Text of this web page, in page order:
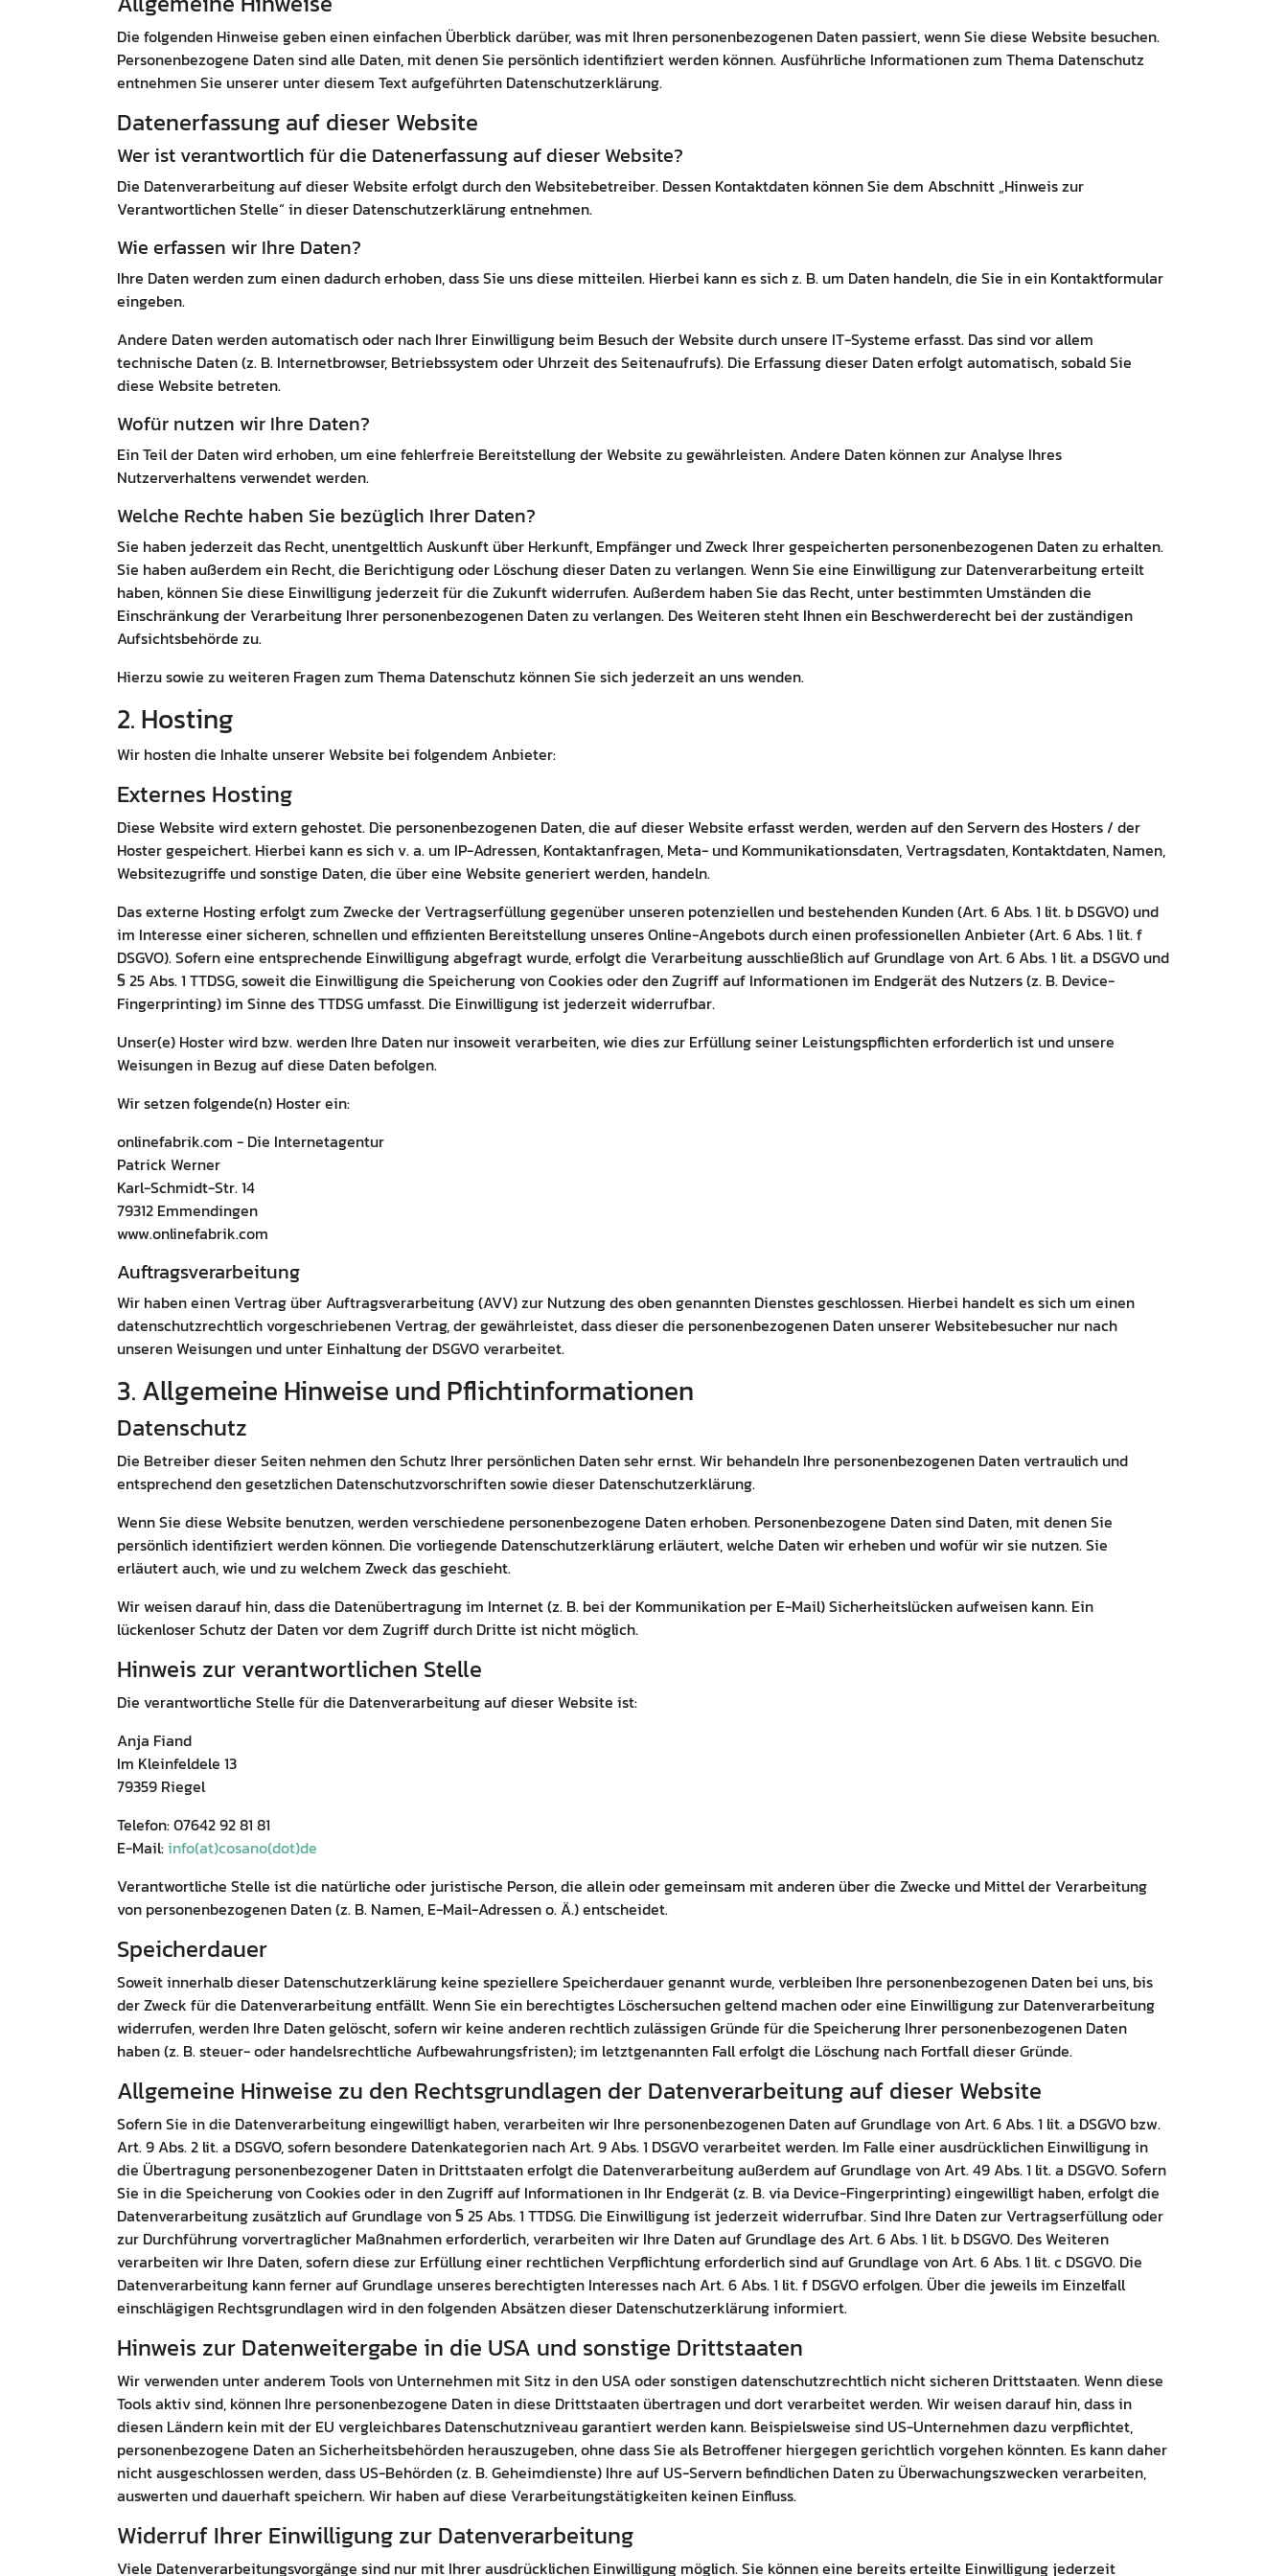
Die folgenden Hinweise geben einen einfachen Überblick darüber, was mit Ihren personenbezogenen Daten passiert, wenn Sie diese Website besuchen.
Personenbezogene Daten sind alle Daten, mit denen Sie persönlich identifiziert werden können. Ausführliche Informationen zum Thema Datenschutz
entnehmen Sie unserer unter diesem Text aufgeführten Datenschutzerklärung.
Datenerfassung auf dieser Website
Wer ist verantwortlich für die Datenerfassung auf dieser Website?
Die Datenverarbeitung auf dieser Website erfolgt durch den Websitebetreiber. Dessen Kontaktdaten können Sie dem Abschnitt „Hinweis zur
Verantwortlichen Stelle“ in dieser Datenschutzerklärung entnehmen.
Wie erfassen wir Ihre Daten?
Ihre Daten werden zum einen dadurch erhoben, dass Sie uns diese mitteilen. Hierbei kann es sich z. B. um Daten handeln, die Sie in ein Kontaktformular
eingeben.
Andere Daten werden automatisch oder nach Ihrer Einwilligung beim Besuch der Website durch unsere IT-Systeme erfasst. Das sind vor allem
technische Daten (z. B. Internetbrowser, Betriebssystem oder Uhrzeit des Seitenaufrufs). Die Erfassung dieser Daten erfolgt automatisch, sobald Sie
diese Website betreten.
Wofür nutzen wir Ihre Daten?
Ein Teil der Daten wird erhoben, um eine fehlerfreie Bereitstellung der Website zu gewährleisten. Andere Daten können zur Analyse Ihres
Nutzerverhaltens verwendet werden.
Welche Rechte haben Sie bezüglich Ihrer Daten?
Sie haben jederzeit das Recht, unentgeltlich Auskunft über Herkunft, Empfänger und Zweck Ihrer gespeicherten personenbezogenen Daten zu erhalten.
Sie haben außerdem ein Recht, die Berichtigung oder Löschung dieser Daten zu verlangen. Wenn Sie eine Einwilligung zur Datenverarbeitung erteilt
haben, können Sie diese Einwilligung jederzeit für die Zukunft widerrufen. Außerdem haben Sie das Recht, unter bestimmten Umständen die
Einschränkung der Verarbeitung Ihrer personenbezogenen Daten zu verlangen. Des Weiteren steht Ihnen ein Beschwerderecht bei der zuständigen
Aufsichtsbehörde zu.
Hierzu sowie zu weiteren Fragen zum Thema Datenschutz können Sie sich jederzeit an uns wenden.
2. Hosting
Wir hosten die Inhalte unserer Website bei folgendem Anbieter:
Externes Hosting
Diese Website wird extern gehostet. Die personenbezogenen Daten, die auf dieser Website erfasst werden, werden auf den Servern des Hosters / der
Hoster gespeichert. Hierbei kann es sich v. a. um IP-Adressen, Kontaktanfragen, Meta- und Kommunikationsdaten, Vertragsdaten, Kontaktdaten, Namen,
Websitezugriffe und sonstige Daten, die über eine Website generiert werden, handeln.
Das externe Hosting erfolgt zum Zwecke der Vertragserfüllung gegenüber unseren potenziellen und bestehenden Kunden (Art. 6 Abs. 1 lit. b DSGVO) und
im Interesse einer sicheren, schnellen und effizienten Bereitstellung unseres Online-Angebots durch einen professionellen Anbieter (Art. 6 Abs. 1 lit. f
DSGVO). Sofern eine entsprechende Einwilligung abgefragt wurde, erfolgt die Verarbeitung ausschließlich auf Grundlage von Art. 6 Abs. 1 lit. a DSGVO und
§ 25 Abs. 1 TTDSG, soweit die Einwilligung die Speicherung von Cookies oder den Zugriff auf Informationen im Endgerät des Nutzers (z. B. Device-
Fingerprinting) im Sinne des TTDSG umfasst. Die Einwilligung ist jederzeit widerrufbar.
Unser(e) Hoster wird bzw. werden Ihre Daten nur insoweit verarbeiten, wie dies zur Erfüllung seiner Leistungspflichten erforderlich ist und unsere
Weisungen in Bezug auf diese Daten befolgen.
Wir setzen folgende(n) Hoster ein:
onlinefabrik.com - Die Internetagentur
Patrick Werner
Karl-Schmidt-Str. 14
79312 Emmendingen
www.onlinefabrik.com
Auftragsverarbeitung
Wir haben einen Vertrag über Auftragsverarbeitung (AVV) zur Nutzung des oben genannten Dienstes geschlossen. Hierbei handelt es sich um einen
datenschutzrechtlich vorgeschriebenen Vertrag, der gewährleistet, dass dieser die personenbezogenen Daten unserer Websitebesucher nur nach
unseren Weisungen und unter Einhaltung der DSGVO verarbeitet.
3. Allgemeine Hinweise und Pflicht­informationen
Datenschutz
Die Betreiber dieser Seiten nehmen den Schutz Ihrer persönlichen Daten sehr ernst. Wir behandeln Ihre personenbezogenen Daten vertraulich und
entsprechend den gesetzlichen Datenschutzvorschriften sowie dieser Datenschutzerklärung.
Wenn Sie diese Website benutzen, werden verschiedene personenbezogene Daten erhoben. Personenbezogene Daten sind Daten, mit denen Sie
persönlich identifiziert werden können. Die vorliegende Datenschutzerklärung erläutert, welche Daten wir erheben und wofür wir sie nutzen. Sie
erläutert auch, wie und zu welchem Zweck das geschieht.
Wir weisen darauf hin, dass die Datenübertragung im Internet (z. B. bei der Kommunikation per E-Mail) Sicherheitslücken aufweisen kann. Ein
lückenloser Schutz der Daten vor dem Zugriff durch Dritte ist nicht möglich.
Hinweis zur verantwortlichen Stelle
Die verantwortliche Stelle für die Datenverarbeitung auf dieser Website ist:
Anja Fiand
Im Kleinfeldele 13
79359 Riegel
Telefon: 07642 92 81 81
E-Mail:info(at)cosano(dot)de
Verantwortliche Stelle ist die natürliche oder juristische Person, die allein oder gemeinsam mit anderen über die Zwecke und Mittel der Verarbeitung
von personenbezogenen Daten (z. B. Namen, E-Mail-Adressen o. Ä.) entscheidet.
Speicherdauer
Soweit innerhalb dieser Datenschutzerklärung keine speziellere Speicherdauer genannt wurde, verbleiben Ihre personenbezogenen Daten bei uns, bis
der Zweck für die Datenverarbeitung entfällt. Wenn Sie ein berechtigtes Löschersuchen geltend machen oder eine Einwilligung zur Datenverarbeitung
widerrufen, werden Ihre Daten gelöscht, sofern wir keine anderen rechtlich zulässigen Gründe für die Speicherung Ihrer personenbezogenen Daten
haben (z. B. steuer- oder handelsrechtliche Aufbewahrungsfristen); im letztgenannten Fall erfolgt die Löschung nach Fortfall dieser Gründe.
Allgemeine Hinweise zu den Rechtsgrundlagen der Datenverarbeitung auf dieser Website
Sofern Sie in die Datenverarbeitung eingewilligt haben, verarbeiten wir Ihre personenbezogenen Daten auf Grundlage von Art. 6 Abs. 1 lit. a DSGVO bzw.
Art. 9 Abs. 2 lit. a DSGVO, sofern besondere Datenkategorien nach Art. 9 Abs. 1 DSGVO verarbeitet werden. Im Falle einer ausdrücklichen Einwilligung in
die Übertragung personenbezogener Daten in Drittstaaten erfolgt die Datenverarbeitung außerdem auf Grundlage von Art. 49 Abs. 1 lit. a DSGVO. Sofern
Sie in die Speicherung von Cookies oder in den Zugriff auf Informationen in Ihr Endgerät (z. B. via Device-Fingerprinting) eingewilligt haben, erfolgt die
Datenverarbeitung zusätzlich auf Grundlage von § 25 Abs. 1 TTDSG. Die Einwilligung ist jederzeit widerrufbar. Sind Ihre Daten zur Vertragserfüllung oder
zur Durchführung vorvertraglicher Maßnahmen erforderlich, verarbeiten wir Ihre Daten auf Grundlage des Art. 6 Abs. 1 lit. b DSGVO. Des Weiteren
verarbeiten wir Ihre Daten, sofern diese zur Erfüllung einer rechtlichen Verpflichtung erforderlich sind auf Grundlage von Art. 6 Abs. 1 lit. c DSGVO. Die
Datenverarbeitung kann ferner auf Grundlage unseres berechtigten Interesses nach Art. 6 Abs. 1 lit. f DSGVO erfolgen. Über die jeweils im Einzelfall
einschlägigen Rechtsgrundlagen wird in den folgenden Absätzen dieser Datenschutzerklärung informiert.
Hinweis zur Datenweitergabe in die USA und sonstige Drittstaaten
Wir verwenden unter anderem Tools von Unternehmen mit Sitz in den USA oder sonstigen datenschutzrechtlich nicht sicheren Drittstaaten. Wenn diese
Tools aktiv sind, können Ihre personenbezogene Daten in diese Drittstaaten übertragen und dort verarbeitet werden. Wir weisen darauf hin, dass in
diesen Ländern kein mit der EU vergleichbares Datenschutzniveau garantiert werden kann. Beispielsweise sind US-Unternehmen dazu verpflichtet,
personenbezogene Daten an Sicherheitsbehörden herauszugeben, ohne dass Sie als Betroffener hiergegen gerichtlich vorgehen könnten. Es kann daher
nicht ausgeschlossen werden, dass US-Behörden (z. B. Geheimdienste) Ihre auf US-Servern befindlichen Daten zu Überwachungszwecken verarbeiten,
auswerten und dauerhaft speichern. Wir haben auf diese Verarbeitungstätigkeiten keinen Einfluss.
Widerruf Ihrer Einwilligung zur Datenverarbeitung
Viele Datenverarbeitungsvorgänge sind nur mit Ihrer ausdrücklichen Einwilligung möglich. Sie können eine bereits erteilte Einwilligung jederzeit